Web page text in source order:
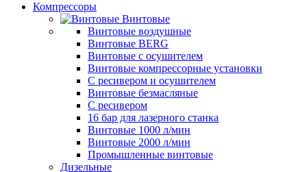
Компрессоры
Винтовые
Винтовые воздушные
Винтовые BERG
Винтовые с осушителем
Винтовые компрессорные установки
C ресивером и осушителем
Винтовые безмасляные
C ресивером
16 бар для лазерного станка
Винтовые 1000 л/мин
Винтовые 2000 л/мин
Промышленные винтовые
Дизельные